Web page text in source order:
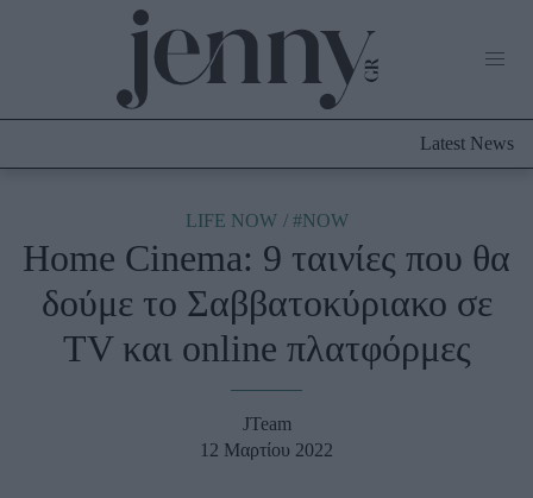
Culture
Fashion
Shopping
Styling Tips
Latest News
LIFE NOW #NOW
Home Cinema: 9 ταινίες που θα
δούμε το Σαββατοκύριακο σε
TV και online πλατφόρμες
JTeam
12 Μαρτίου 2022